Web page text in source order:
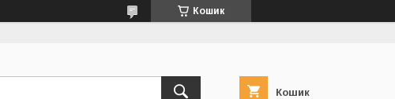
Кошик
Кошик